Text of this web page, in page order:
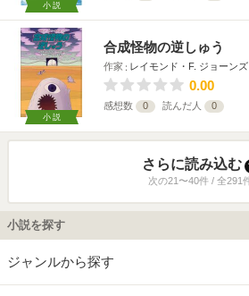
小説
小説
合成怪物の逆しゅう
作家 レイモンド・F. ジョーンズ
0.00
感想数 0 読んだ人 0
さらに読み込む
次の21〜40件 / 全291
小説を探す
ジャンルから探す